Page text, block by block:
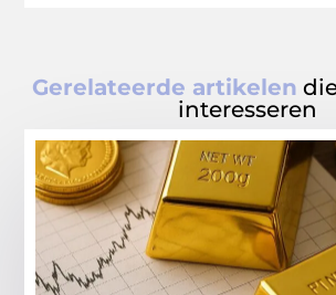
Gerelateerde artikelen
interesseren